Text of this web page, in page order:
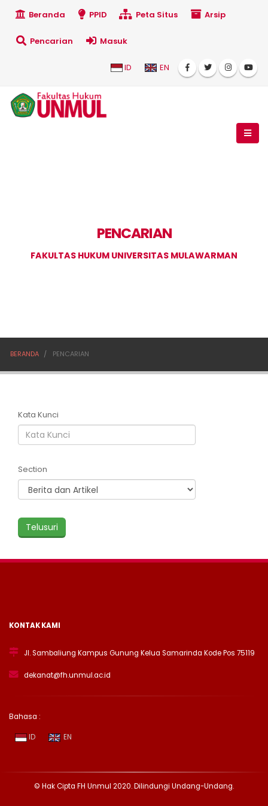
Beranda PPID Peta Situs Arsip
Pencarian Masuk
ID EN
PENCARIAN
FAKULTAS HUKUM UNIVERSITAS MULAWARMAN
BERANDA PENCARIAN
Kata Kunci
Section
KONTAK KAMI
Jl. Sambaliung Kampus Gunung Kelua Samarinda Kode Pos 75119
dekanat@fh.unmul.ac.id
Bahasa :
ID EN
© Hak Cipta FH Unmul 2020. Dilindungi Undang-Undang.